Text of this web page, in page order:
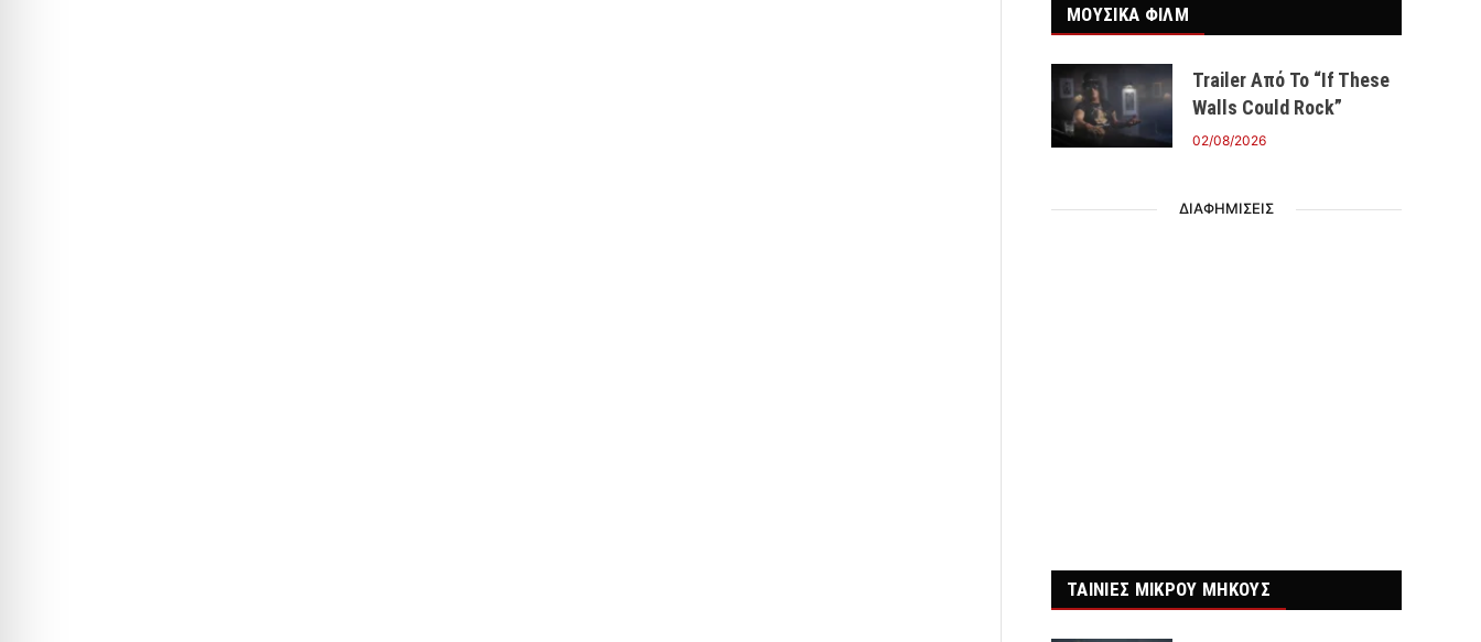
ΜΟΥΣΙΚΑ ΦΙΛΜ
Trailer Από Το “If These
Walls Could Rock”
02/08/2026
ΔΙΑΦΗΜΙΣΕΙΣ
ΤΑΙΝΙΕΣ ΜΙΚΡΟΥ ΜΗΚΟΥΣ